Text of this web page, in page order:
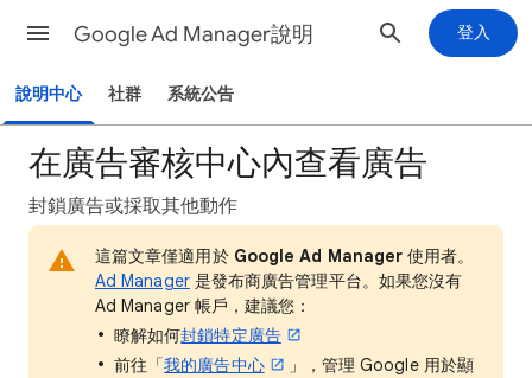
Google Ad Manager說明 登入
說明中心 社群 系統公告
在廣告審核中心內查看廣告
封鎖廣告或採取其他動作
這篇文章僅適用於 Google Ad Manager 使用者。
Ad Manager是發布商廣告管理平台。如果您沒有
Ad Manager 帳戶，建議您：
瞭解如何封鎖特定廣告
前往「我的廣告中心
」，管理 Google 用於顯